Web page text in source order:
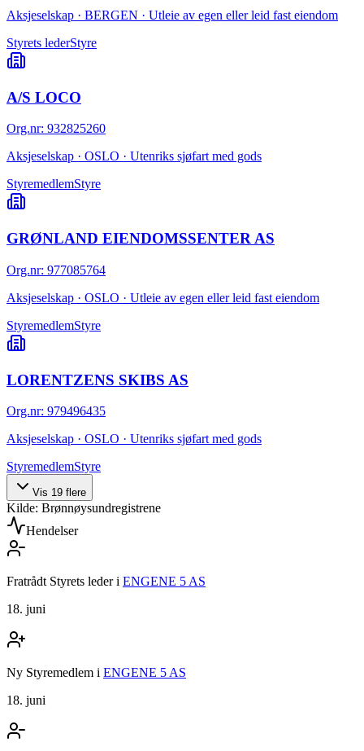
Aksjeselskap · BERGEN · Utleie av egen eller leid fast eiendom
Styrets lederStyre
A/S LOCO
Org.nr: 932825260
Aksjeselskap · OSLO · Utenriks sjøfart med gods
StyremedlemStyre
GRØNLAND EIENDOMSSENTER AS
Org.nr: 977085764
Aksjeselskap · OSLO · Utleie av egen eller leid fast eiendom
StyremedlemStyre
LORENTZENS SKIBS AS
Org.nr: 979496435
Aksjeselskap · OSLO · Utenriks sjøfart med gods
StyremedlemStyre
Vis 19 flere
Kilde: Brønnøysundregistrene
Hendelser
Fratrådt Styrets lederi ENGENE 5 AS
18. juni
Ny Styremedlem i ENGENE 5 AS
18. juni